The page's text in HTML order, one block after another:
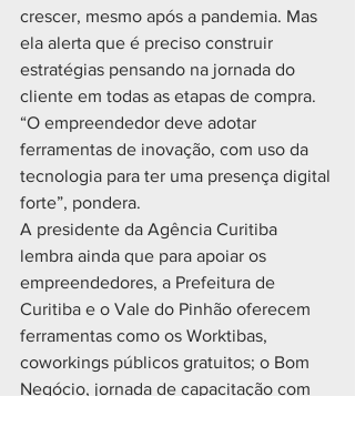
crescer, mesmo após a pandemia. Mas
ela alerta que é preciso construir
estratégias pensando na jornada do
cliente em todas as etapas de compra.
“O empreendedor deve adotar
ferramentas de inovação, com uso da
tecnologia para ter uma presença digital
forte”, pondera.
A presidente da Agência Curitiba
lembra ainda que para apoiar os
empreendedores, a Prefeitura de
Curitiba e o Vale do Pinhão oferecem
ferramentas como os Worktibas,
coworkings públicos gratuitos; o Bom
Negócio, jornada de capacitação com